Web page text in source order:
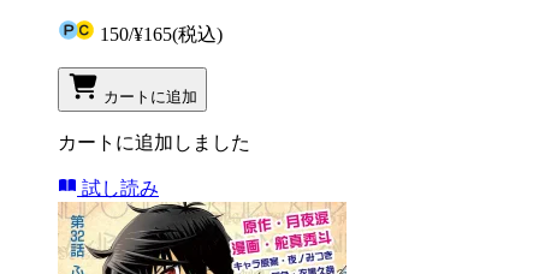
150/¥165(税込)
カートに追加
カートに追加しました
試し読み